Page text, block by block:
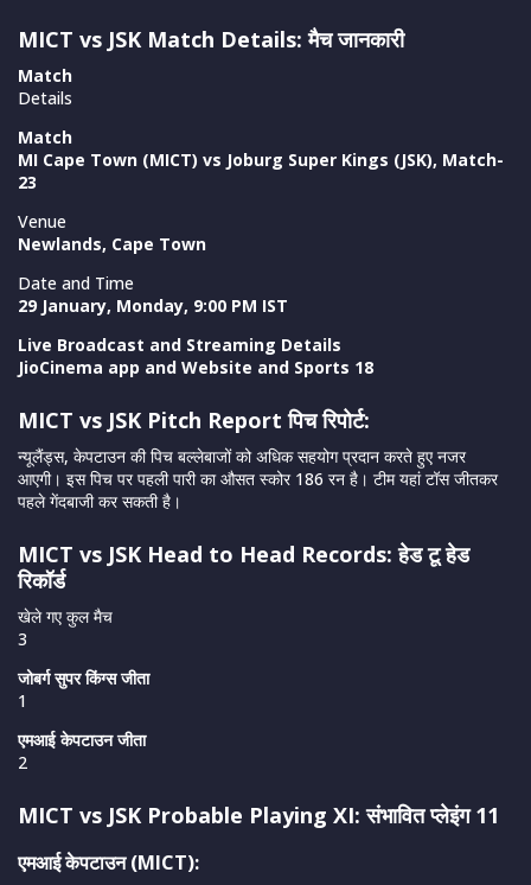
MICT vs JSK Match Details: मैच जानकारी
Match
Details
Match
MI Cape Town (MICT) vs Joburg Super Kings (JSK), Match-
23
Venue
Newlands, Cape Town
Date and Time
29 January, Monday, 9:00 PM IST
Live Broadcast and Streaming Details
JioCinema app and Website and Sports 18
MICT vs JSK Pitch Report पिच रिपोर्ट:
न्यूलैंड्स, केपटाउन की पिच बल्लेबाजों को अधिक सहयोग प्रदान करते हुए नजर
आएगी। इस पिच पर पहली पारी का औसत स्कोर 186 रन है। टीम यहां टॉस जीतकर
पहले गेंदबाजी कर सकती है।
MICT vs JSK Head to Head Records: हेड टू हेड
रिकॉर्ड
खेले गए कुल मैच
3
जोबर्ग सुपर किंग्स जीता
1
एमआई केपटाउन जीता
2
MICT vs JSK Probable Playing XI: संभावित प्लेइंग 11
एमआई केपटाउन (MICT):